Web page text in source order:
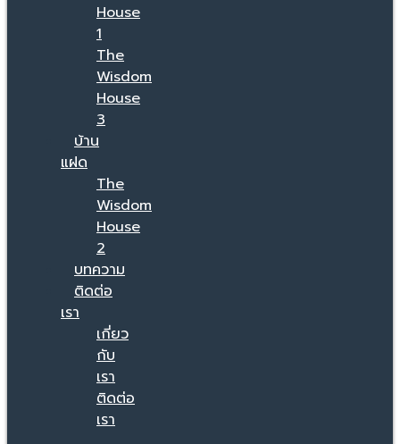
House
1
The
Wisdom
House
3
บ้าน
แฝด
The
Wisdom
House
2
บทความ
ติดต่อ
เรา
เกี่ยว
กับ
เรา
ติดต่อ
เรา